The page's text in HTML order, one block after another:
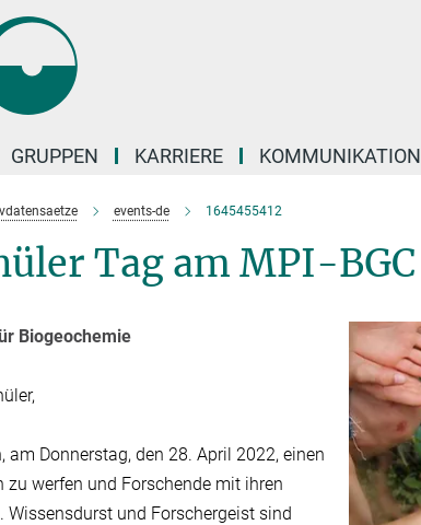
GRUPPEN KARRIERE KOMMUNIKATION
events-de 1645455412
Tag am MPI-BGC
Biogeochemie
am Donnerstag, den 28. April 2022, einen
zu werfen und Forschende mit ihren
Wissensdurst und Forschergeist sind